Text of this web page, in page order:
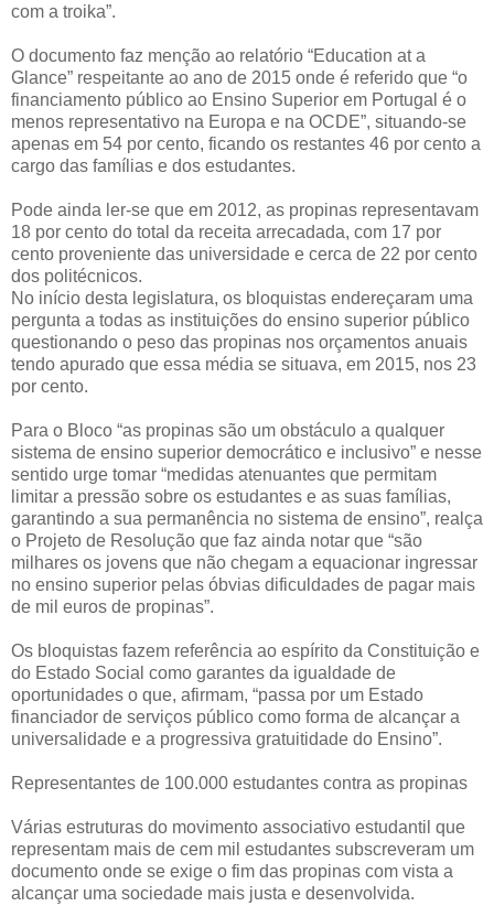
com a troika”.
O documento faz menção ao relatório “Education at a
Glance” respeitante ao ano de 2015 onde é referido que “o
financiamento público ao Ensino Superior em Portugal é o
menos representativo na Europa e na OCDE”, situando-se
apenas em 54 por cento, ficando os restantes 46 por cento a
cargo das famílias e dos estudantes.
Pode ainda ler-se que em 2012, as propinas representavam
18 por cento do total da receita arrecadada, com 17 por
cento proveniente das universidade e cerca de 22 por cento
dos politécnicos.
No início desta legislatura, os bloquistas endereçaram uma
pergunta a todas as instituições do ensino superior público
questionando o peso das propinas nos orçamentos anuais
tendo apurado que essa média se situava, em 2015, nos 23
por cento.
Para o Bloco “as propinas são um obstáculo a qualquer
sistema de ensino superior democrático e inclusivo” e nesse
sentido urge tomar “medidas atenuantes que permitam
limitar a pressão sobre os estudantes e as suas famílias,
garantindo a sua permanência no sistema de ensino”, realça
o Projeto de Resolução que faz ainda notar que “são
milhares os jovens que não chegam a equacionar ingressar
no ensino superior pelas óbvias dificuldades de pagar mais
de mil euros de propinas”.
Os bloquistas fazem referência ao espírito da Constituição e
do Estado Social como garantes da igualdade de
oportunidades o que, afirmam, “passa por um Estado
financiador de serviços público como forma de alcançar a
universalidade e a progressiva gratuitidade do Ensino”.
Representantes de 100.000 estudantes contra as propinas
Várias estruturas do movimento associativo estudantil que
representam mais de cem mil estudantes subscreveram um
documento onde se exige o fim das propinas com vista a
alcançar uma sociedade mais justa e desenvolvida.